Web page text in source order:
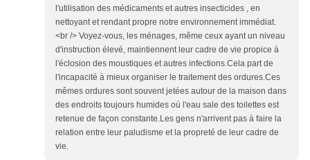
l'utilisation des médicaments et autres insecticides , en
nettoyant et rendant propre notre environnement immédiat.
<br /> Voyez-vous, les ménages, même ceux ayant un niveau
d'instruction élevé, maintiennent leur cadre de vie propice à
l'éclosion des moustiques et autres infections.Cela part de
l'incapacité à mieux organiser le traitement des ordures.Ces
mêmes ordures sont souvent jetées autour de la maison dans
des endroits toujours humides où l'eau sale des toilettes est
retenue de façon constante.Les gens n'arrivent pas à faire la
relation entre leur paludisme et la propreté de leur cadre de
vie.